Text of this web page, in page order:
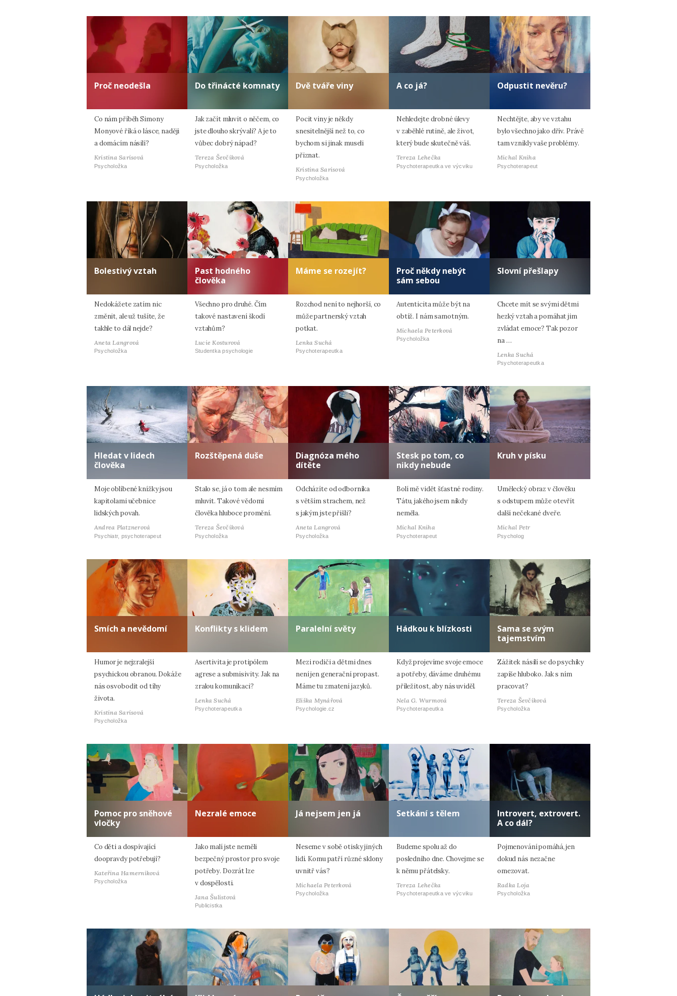
Proč neodešla
Co nám příběh Simony
Monyové říká o lásce, naději
a domácím násilí?
Kristina Sarisová
Psycholožka
Do třinácté komnaty
Jak začít mluvit o něčem, co
jste dlouho skrývali? A je to
vůbec dobrý nápad?
Tereza Ševčíková
Psycholožka
Dvě tváře viny
Pocit viny je někdy
snesitelnější než to, co
bychom si jinak museli
přiznat.
Kristina Sarisová
Psycholožka
A co já?
Nehledejte drobné úlevy
v zaběhlé rutině, ale život,
který bude skutečně váš.
Tereza Lehečka
Psychoterapeutka ve výcviku
Odpustit nevěru?
Nechtějte, aby ve vztahu
bylo všechno jako dřív. Právě
tam vznikly vaše problémy.
Michal Kniha
Psychoterapeut
Bolestivý vztah
Nedokážete zatím nic
změnit, ale už tušíte, že
takhle to dál nejde?
Aneta Langrová
Psycholožka
Past hodného
člověka
Všechno pro druhé. Čím
takové nastavení škodí
vztahům?
Lucie Kosturová
Studentka psychologie
Máme se rozejít?
Rozchod není to nejhorší, co
může partnerský vztah
potkat.
Lenka Suchá
Psychoterapeutka
Proč někdy nebýt
sám sebou
Autenticita může být na
obtíž. I nám samotným.
Michaela Peterková
Psycholožka
Slovní přešlapy
Chcete mít se svými dětmi
hezký vztah a pomáhat jim
zvládat emoce? Tak pozor
na …
Lenka Suchá
Psychoterapeutka
Hledat v lidech
člověka
Moje oblíbené knížky jsou
kapitolami učebnice
lidských povah.
Andrea Platznerová
Psychiatr, psychoterapeut
Rozštěpená duše
Stalo se, já o tom ale nesmím
mluvit. Takové vědomí
člověka hluboce promění.
Tereza Ševčíková
Psycholožka
Diagnóza mého
dítěte
Odcházíte od odborníka
s větším strachem, než
s jakým jste přišli?
Aneta Langrová
Psycholožka
Stesk po tom, co
nikdy nebude
Bolí mě vidět šťastné rodiny.
Tátu, jakého jsem nikdy
neměla.
Michal Kniha
Psychoterapeut
Kruh v písku
Umělecký obraz v člověku
s odstupem může otevřít
další nečekané dveře.
Michal Petr
Psycholog
Smích a nevědomí
Humor je nejzralejší
psychickou obranou. Dokáže
nás osvobodit od tíhy
života.
Kristina Sarisová
Psycholožka
Konflikty s klidem
Asertivita je protipólem
agrese a submisivity. Jak na
zralou komunikaci?
Lenka Suchá
Psychoterapeutka
Paralelní světy
Mezi rodiči a dětmi dnes
není jen generační propast.
Máme tu zmatení jazyků.
Eliška Mynářová
Psychologie.cz
Hádkou k blízkosti
Když projevíme svoje emoce
a potřeby, dáváme druhému
příležitost, aby nás uviděl.
Nela G. Wurmová
Psychoterapeutka
Sama se svým
tajemstvím
Zážitek násilí se do psychiky
zapíše hluboko. Jak s ním
pracovat?
Tereza Ševčíková
Psycholožka
Pomoc pro sněhové
vločky
Co děti a dospívající
doopravdy potřebují?
Kateřina Hamerníková
Psycholožka
Nezralé emoce
Jako malí jste neměli
bezpečný prostor pro svoje
potřeby. Dozrát lze
v dospělosti.
Jana Šulistová
Publicistka
Já nejsem jen já
Neseme v sobě otisky jiných
lidí. Komu patří různé sklony
uvnitř vás?
Michaela Peterková
Psycholožka
Setkání s tělem
Budeme spolu až do
posledního dne. Chovejme se
k němu přátelsky.
Tereza Lehečka
Psychoterapeutka ve výcviku
Introvert, extrovert.
A co dál?
Pojmenování pomáhá, jen
dokud nás nezačne
omezovat.
Radka Loja
Psycholožka